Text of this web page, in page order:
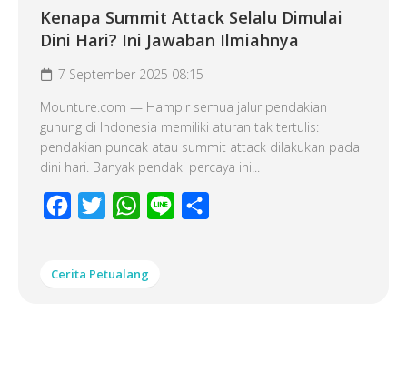
Kenapa Summit Attack Selalu Dimulai
Dini Hari? Ini Jawaban Ilmiahnya
7 September 2025 08:15
Mounture.com — Hampir semua jalur pendakian
gunung di Indonesia memiliki aturan tak tertulis:
pendakian puncak atau summit attack dilakukan pada
dini hari. Banyak pendaki percaya ini...
Facebook
Twitter WhatsApp
Line
Cerita Petualang